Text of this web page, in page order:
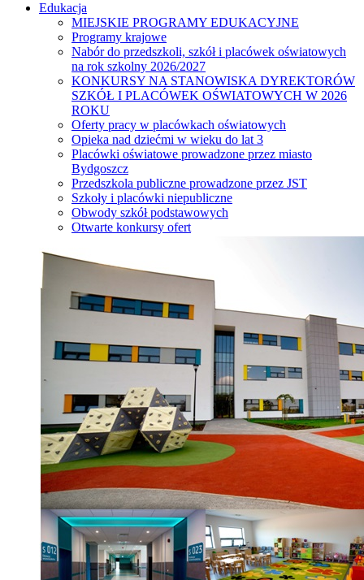
Edukacja
MIEJSKIE PROGRAMY EDUKACYJNE
Programy krajowe
Nabór do przedszkoli, szkół i placówek oświatowych
na rok szkolny 2026/2027
KONKURSY NA STANOWISKA DYREKTORÓW
SZKÓŁ I PLACÓWEK OŚWIATOWYCH W 2026
ROKU
Oferty pracy w placówkach oświatowych
Opieka nad dziećmi w wieku do lat 3
Placówki oświatowe prowadzone przez miasto
Bydgoszcz
Przedszkola publiczne prowadzone przez JST
Szkoły i placówki niepubliczne
Obwody szkół podstawowych
Otwarte konkursy ofert